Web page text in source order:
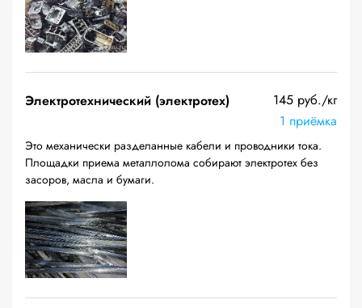
Электротехнический (электротех)
145 руб./кг
1 приёмка
Это механически разделанные кабели и проводники тока.
Площадки приема металлолома собирают электротех без
засоров, масла и бумаги.